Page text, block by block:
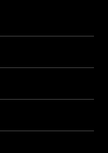
単行本刊行時掲載